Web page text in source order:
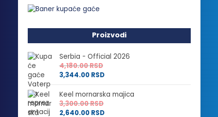
Proizvodi
Serbia - Official 2026
4,180.00RSD
3,344.00 RSD
Keel mornarska majica
3,300.00RSD
2,640.00 RSD